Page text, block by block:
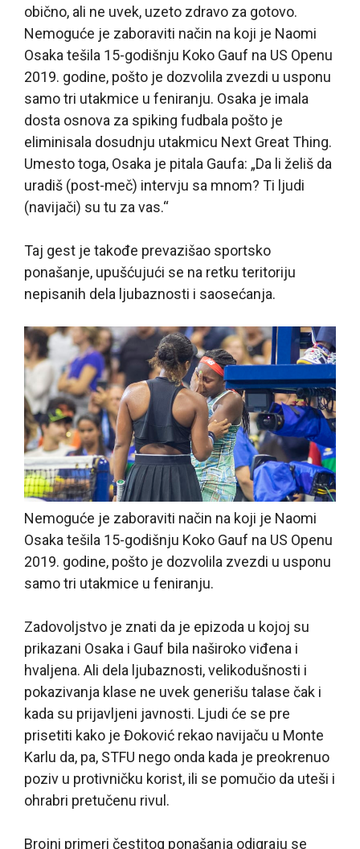
obično, ali ne uvek, uzeto zdravo za gotovo.
Nemoguće je zaboraviti način na koji je Naomi
Osaka tešila 15-godišnju Koko Gauf na US Openu
2019. godine, pošto je dozvolila zvezdi u usponu
samo tri utakmice u feniranju. Osaka je imala
dosta osnova za spiking fudbala pošto je
eliminisala dosudnju utakmicu Next Great Thing.
Umesto toga, Osaka je pitala Gaufa: „Da li želiš da
uradiš (post-meč) intervju sa mnom? Ti ljudi
(navijači) su tu za vas.“
Taj gest je takođe prevazišao sportsko
ponašanje, upušćujući se na retku teritoriju
nepisanih dela ljubaznosti i saosećanja.
Nemoguće je zaboraviti način na koji je Naomi
Osaka tešila 15-godišnju Koko Gauf na US Openu
2019. godine, pošto je dozvolila zvezdi u usponu
samo tri utakmice u feniranju.
Zadovoljstvo je znati da je epizoda u kojoj su
prikazani Osaka i Gauf bila naširoko viđena i
hvaljena. Ali dela ljubaznosti, velikodušnosti i
pokazivanja klase ne uvek generišu talase čak i
kada su prijavljeni javnosti. Ljudi će se pre
prisetiti kako je Đoković rekao navijaču u Monte
Karlu da, pa, STFU nego onda kada je preokrenuo
poziv u protivničku korist, ili se pomučio da uteši i
ohrabri pretučenu rivul.
Brojni primeri čestitog ponašanja odigraju se